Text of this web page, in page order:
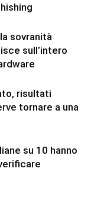
sovranità
sull’intero
risultati
tornare a una
su 10 hanno